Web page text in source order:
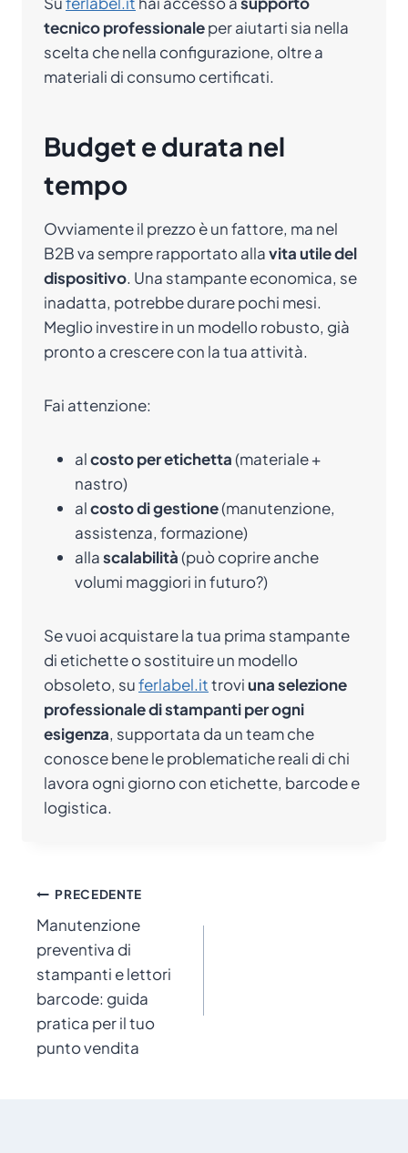
tecnico professionaleper aiutarti sia nella
scelta che nella configurazione, oltre a
materiali di consumo certificati.
Budget e durata nel
tempo
Ovviamente il prezzo è un fattore, ma nel
B2B va sempre rapportato allavita utile del
dispositivo. Una stampante economica, se
inadatta, potrebbe durare pochi mesi.
Meglio investire in un modello robusto, già
pronto a crescere con la tua attività.
Fai attenzione:
alcosto per etichetta(materiale +
nastro)
alcosto di gestione(manutenzione,
assistenza, formazione)
allascalabilità(può coprire anche
volumi maggiori in futuro?)
Se vuoi acquistare la tua prima stampante
di etichette o sostituire un modello
obsoleto, suferlabel.ittroviuna selezione
professionale di stampanti per ogni
esigenza, supportata da un team che
conosce bene le problematiche reali di chi
lavora ogni giorno con etichette, barcode e
logistica.
Navigazione
articoli
PRECEDENTE
Manutenzione
preventiva di
stampanti e lettori
barcode: guida
pratica per il tuo
punto vendita